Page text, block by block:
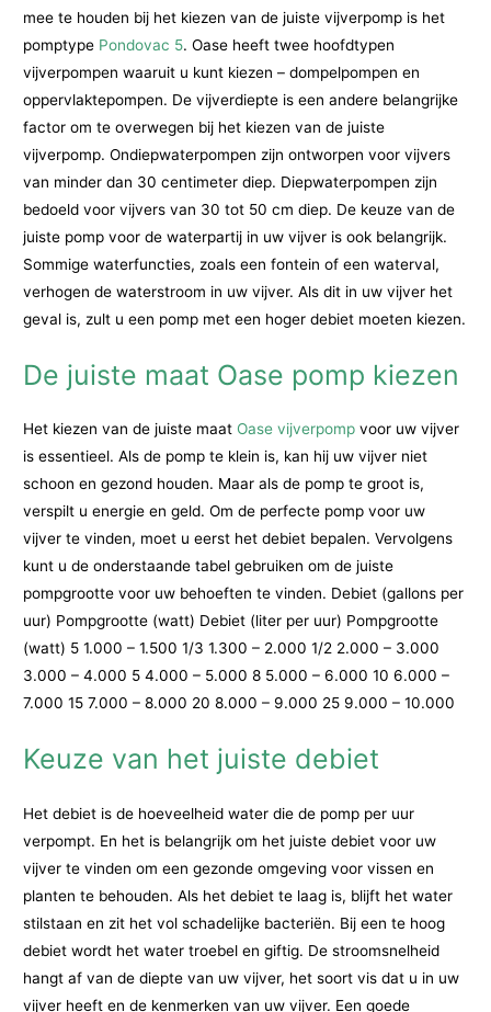
mee te houden bij het kiezen van de juiste vijverpomp is het
pomptype Pondovac 5. Oase heeft twee hoofdtypen
vijverpompen waaruit u kunt kiezen – dompelpompen en
oppervlaktepompen. De vijverdiepte is een andere belangrijke
factor om te overwegen bij het kiezen van de juiste
vijverpomp. Ondiepwaterpompen zijn ontworpen voor vijvers
van minder dan 30 centimeter diep. Diepwaterpompen zijn
bedoeld voor vijvers van 30 tot 50 cm diep. De keuze van de
juiste pomp voor de waterpartij in uw vijver is ook belangrijk.
Sommige waterfuncties, zoals een fontein of een waterval,
verhogen de waterstroom in uw vijver. Als dit in uw vijver het
geval is, zult u een pomp met een hoger debiet moeten kiezen.
De juiste maat Oase pomp kiezen
Het kiezen van de juiste maat Oase vijverpomp voor uw vijver
is essentieel. Als de pomp te klein is, kan hij uw vijver niet
schoon en gezond houden. Maar als de pomp te groot is,
verspilt u energie en geld. Om de perfecte pomp voor uw
vijver te vinden, moet u eerst het debiet bepalen. Vervolgens
kunt u de onderstaande tabel gebruiken om de juiste
pompgrootte voor uw behoeften te vinden. Debiet (gallons per
uur) Pompgrootte (watt) Debiet (liter per uur) Pompgrootte
(watt) 5 1.000 – 1.500 1/3 1.300 – 2.000 1/2 2.000 – 3.000
3.000 – 4.000 5 4.000 – 5.000 8 5.000 – 6.000 10 6.000 –
7.000 15 7.000 – 8.000 20 8.000 – 9.000 25 9.000 – 10.000
Keuze van het juiste debiet
Het debiet is de hoeveelheid water die de pomp per uur
verpompt. En het is belangrijk om het juiste debiet voor uw
vijver te vinden om een gezonde omgeving voor vissen en
planten te behouden. Als het debiet te laag is, blijft het water
stilstaan en zit het vol schadelijke bacteriën. Bij een te hoog
debiet wordt het water troebel en giftig. De stroomsnelheid
hangt af van de diepte van uw vijver, het soort vis dat u in uw
vijver heeft en de kenmerken van uw vijver. Een goede